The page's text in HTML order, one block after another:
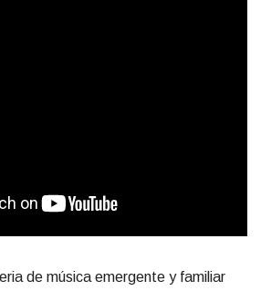
de música emergente y familiar